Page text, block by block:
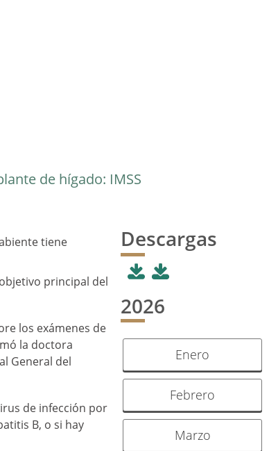
de hígado: IMSS
tiene
principal del
los exámenes de
la doctora
General del
de infección por
B, o si hay
Descargas
2026
Enero
Febrero
Marzo